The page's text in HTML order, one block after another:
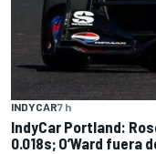
INDYCAR7 h
IndyCar Portland:
0.018s; O’Ward fuera